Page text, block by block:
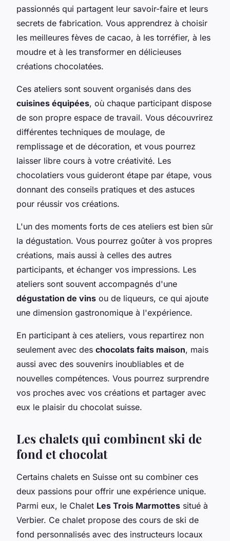
passionnés qui partagent leur savoir-faire et leurs
secrets de fabrication. Vous apprendrez à choisir
les meilleures fèves de cacao, à les torréfier, à les
moudre et à les transformer en délicieuses
créations chocolatées.
Ces ateliers sont souvent organisés dans des
cuisines équipées, où chaque participant dispose
de son propre espace de travail. Vous découvrirez
différentes techniques de moulage, de
remplissage et de décoration, et vous pourrez
laisser libre cours à votre créativité. Les
chocolatiers vous guideront étape par étape, vous
donnant des conseils pratiques et des astuces
pour réussir vos créations.
L'un des moments forts de ces ateliers est bien sûr
la dégustation. Vous pourrez goûter à vos propres
créations, mais aussi à celles des autres
participants, et échanger vos impressions. Les
ateliers sont souvent accompagnés d'une
dégustation de vins ou de liqueurs, ce qui ajoute
une dimension gastronomique à l'expérience.
En participant à ces ateliers, vous repartirez non
seulement avec des chocolats faits maison, mais
aussi avec des souvenirs inoubliables et de
nouvelles compétences. Vous pourrez surprendre
vos proches avec vos créations et partager avec
eux le plaisir du chocolat suisse.
Les chalets qui combinent ski de
fond et chocolat
Certains chalets en Suisse ont su combiner ces
deux passions pour offrir une expérience unique.
Parmi eux, le Chalet Les Trois Marmottes situé à
Verbier. Ce chalet propose des cours de ski de
fond personnalisés avec des instructeurs locaux